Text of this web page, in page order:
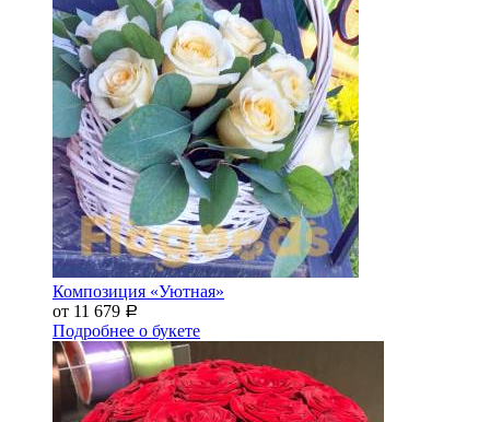
Композиция «Уютная»
от 11 679 Р
Подробнее о букете